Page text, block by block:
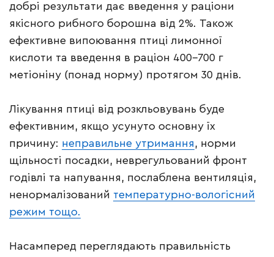
добрі результати дає введення у раціони
якісного рибного борошна від 2%. Також
ефективне випоювання птиці лимонної
кислоти та введення в раціон 400-700 г
метіоніну (понад норму) протягом 30 днів.
Лікування птиці від розкльовувань буде
ефективним, якщо усунуто основну їх
причину: неправильне утримання, норми
щільності посадки, неврегульований фронт
годівлі та напування, послаблена вентиляція,
ненормалізований температурно-вологісний
режим тощо.
Насамперед переглядають правильність